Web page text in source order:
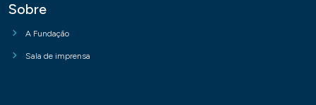
Sobre
A Fundação
Sala de imprensa